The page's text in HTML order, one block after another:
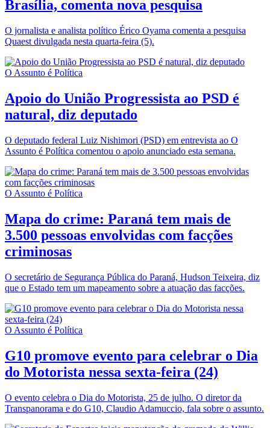
Brasília, comenta nova pesquisa
O jornalista e analista político Érico Oyama comenta a pesquisa
Quaest divulgada nesta quarta-feira (5).
O Assunto é Política
Apoio do União Progressista ao PSD é
natural, diz deputado
O deputado federal Luiz Nishimori (PSD) em entrevista ao O
Assunto é Política comentou o apoio anunciado esta semana.
O Assunto é Política
Mapa do crime: Paraná tem mais de
3.500 pessoas envolvidas com facções
criminosas
O secretário de Segurança Pública do Paraná, Hudson Teixeira, diz
que o Estado tem um mapeamento sobre a atuação das facções.
O Assunto é Política
G10 promove evento para celebrar o Dia
do Motorista nessa sexta-feira (24)
O evento celebra o Dia do Motorista, 25 de julho. O diretor da
Transpanorama e do G10, Claudio Adamuccio, fala sobre o assunto.